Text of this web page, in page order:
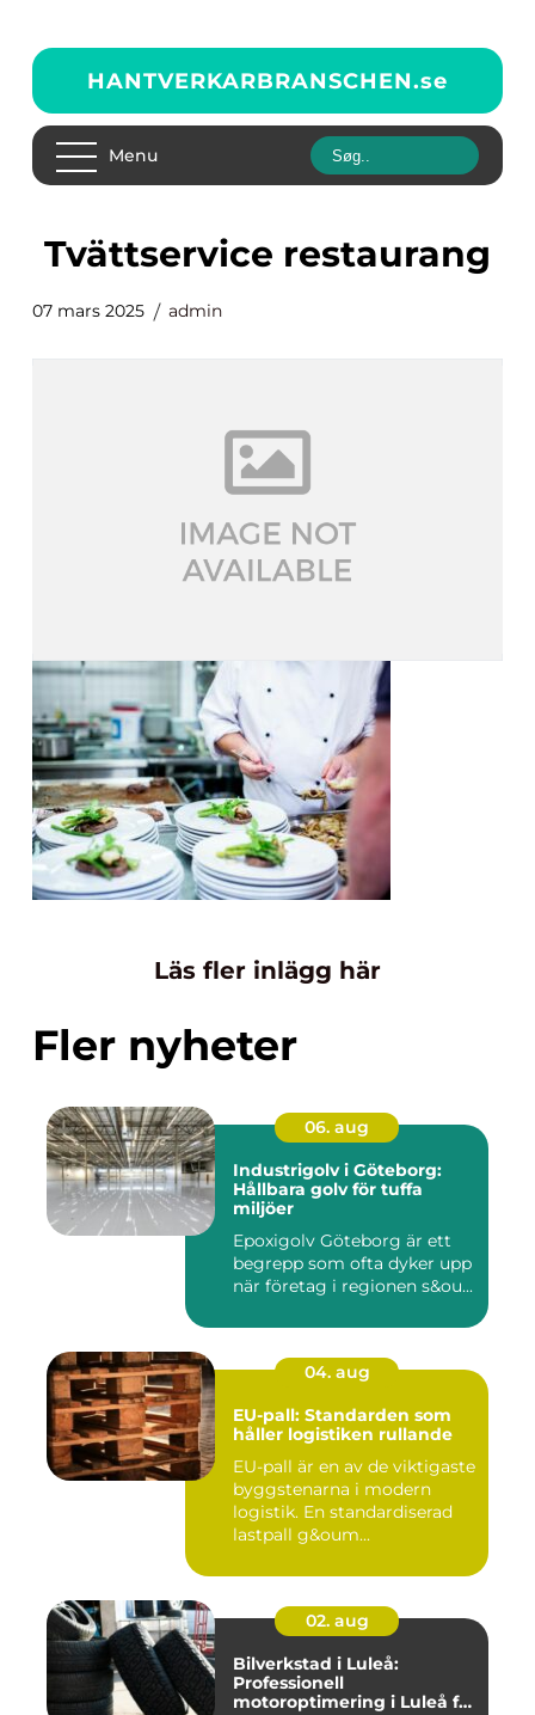
HANTVERKARBRANSCHEN.se
Menu
tvättservice restaurang
07 mars 2025 admin
Läs fler inlägg här
Fler nyheter
06. aug
Industrigolv i Göteborg:
Hållbara golv för tuffa
miljöer
Epoxigolv Göteborg är ett
begrepp som ofta dyker upp
när företag i regionen s&ou...
04. aug
EU-pall: Standarden som
håller logistiken rullande
EU-pall är en av de viktigaste
byggstenarna i modern
logistik. En standardiserad
lastpall g&oum...
02. aug
Bilverkstad i Luleå:
Professionell
motoroptimering i Luleå för